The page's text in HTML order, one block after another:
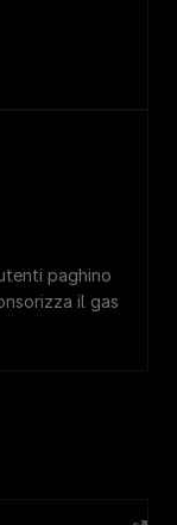
paghino
il gas